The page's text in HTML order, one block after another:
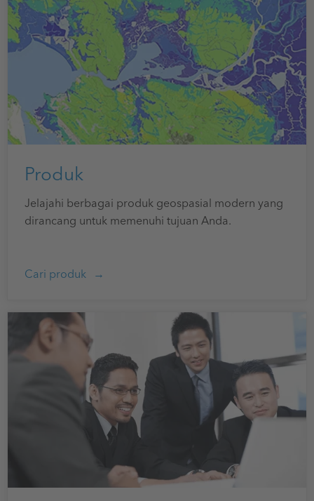
Produk
Jelajahi berbagai produk geospasial modern yang
dirancang untuk memenuhi tujuan Anda.
Cari produk